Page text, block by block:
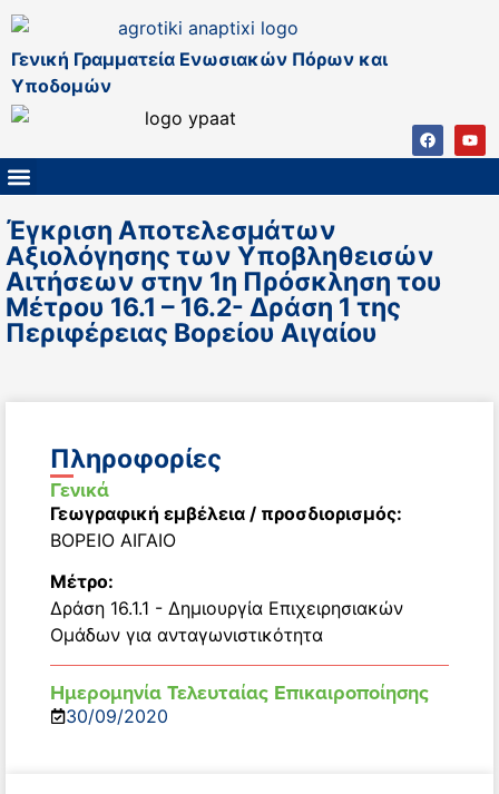
Γενική Γραμματεία Ενωσιακών Πόρων και
Υποδομών
Έγκριση Αποτελεσμάτων
Αξιολόγησης των Υποβληθεισών
Αιτήσεων στην 1η Πρόσκληση του
Μέτρου 16.1 – 16.2- Δράση 1 της
Περιφέρειας Βορείου Αιγαίου
Πληροφορίες
Γενικά
Γεωγραφική εμβέλεια / προσδιορισμός:
ΒΟΡΕΙΟ ΑΙΓΑΙΟ
Μέτρο:
Δράση 16.1.1 - Δημιουργία Επιχειρησιακών
Ομάδων για ανταγωνιστικότητα
Ημερομηνία Τελευταίας Επικαιροποίησης
30/09/2020